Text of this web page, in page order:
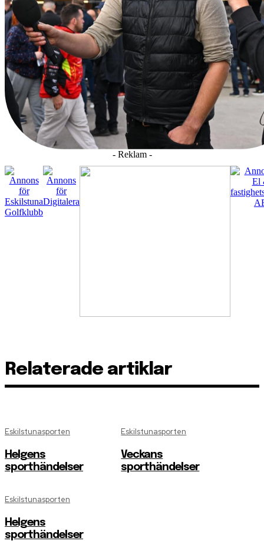
- Reklam -
Relaterade artiklar
Eskilstunasporten
Helgens
sporthändelser
Eskilstunasporten
Veckans
sporthändelser
Eskilstunasporten
Helgens
sporthändelser